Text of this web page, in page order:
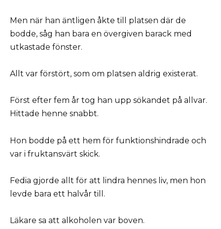
Men när han äntligen åkte till platsen där de
bodde, såg han bara en övergiven barack med
utkastade fönster.
Allt var förstört, som om platsen aldrig existerat.
Först efter fem år tog han upp sökandet på allvar.
Hittade henne snabbt.
Hon bodde på ett hem för funktionshindrade och
var i fruktansvärt skick.
Fedia gjorde allt för att lindra hennes liv, men hon
levde bara ett halvår till.
Läkare sa att alkoholen var boven.